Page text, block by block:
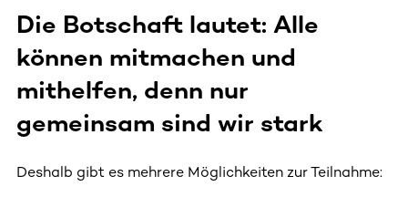
Die Botschaft lautet: Alle
können mitmachen und
mithelfen, denn nur
gemeinsam sind wir stark
Deshalb gibt es mehrere Möglichkeiten zur Teilnahme: